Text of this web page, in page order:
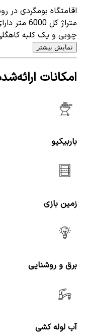
اقامتگاه بومگردی در
چوبی و یک کلبه
نمایش بیشتر
امکانات
باربیکیو
زمین بازی
برق و روشنایی
آب لوله کشی